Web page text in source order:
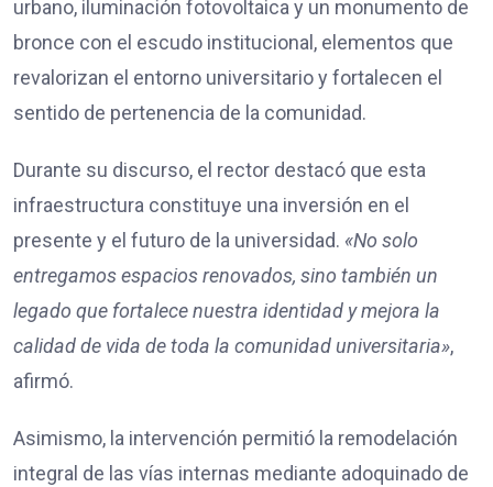
urbano, iluminación fotovoltaica y un monumento de
bronce con el escudo institucional, elementos que
revalorizan el entorno universitario y fortalecen el
sentido de pertenencia de la comunidad.
Durante su discurso, el rector destacó que esta
infraestructura constituye una inversión en el
presente y el futuro de la universidad. «No solo
entregamos espacios renovados, sino también un
legado que fortalece nuestra identidad y mejora la
calidad de vida de toda la comunidad universitaria»,
afirmó.
Asimismo, la intervención permitió la remodelación
integral de las vías internas mediante adoquinado de